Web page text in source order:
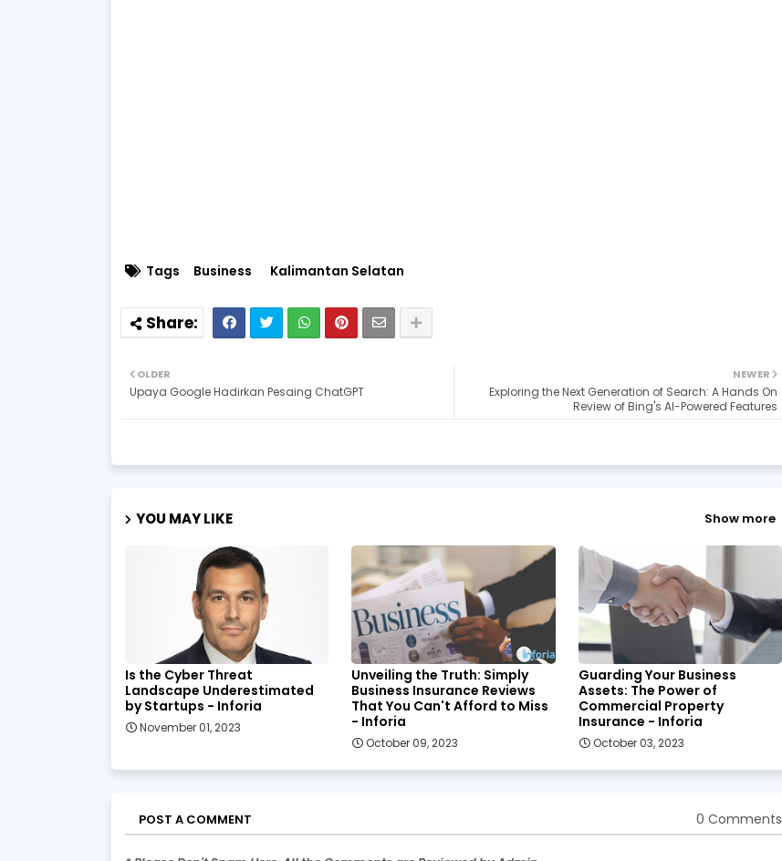
Tags Business Kalimantan Selatan
NEWER
Exploring the Next Generation of Search: A Hands On
Review of Bing's AI-Powered Features
OLDER
Upaya Google Hadirkan Pesaing ChatGPT
YOU MAY LIKE Show more
Is the Cyber Threat
Landscape Underestimated
by Startups - Inforia
November 01, 2023
Unveiling the Truth: Simply
Business Insurance Reviews
That You Can't Afford to Miss
- Inforia
October 09, 2023
Guarding Your Business
Assets: The Power of
Commercial Property
Insurance - Inforia
October 03, 2023
POST A COMMENT 0 Comments